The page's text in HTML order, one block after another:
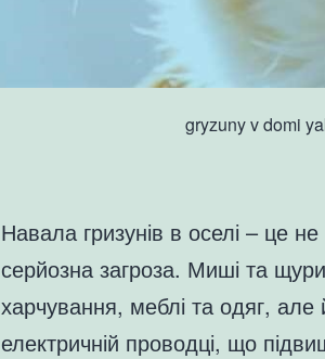
gryzuny v domi
Навала гризунів в оселі – це
серйозна загроза. Миші та
харчування, меблі та одяг,
електричній проводці, що